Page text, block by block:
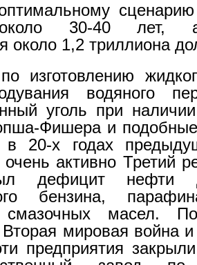
сценарию
30-40 лет, а
около 1,2 триллиона
изготовлению
водяного
уголь при наличии
Фишера и
20-х годах
очень активно Третий
дефицит нефти
бензина,
масел.
Вторая мировая война
предприятия